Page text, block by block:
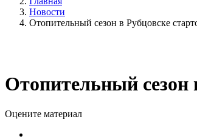
Новости
Отопительный сезон в Рубцовске
Отопительный сезон
Оцените материал